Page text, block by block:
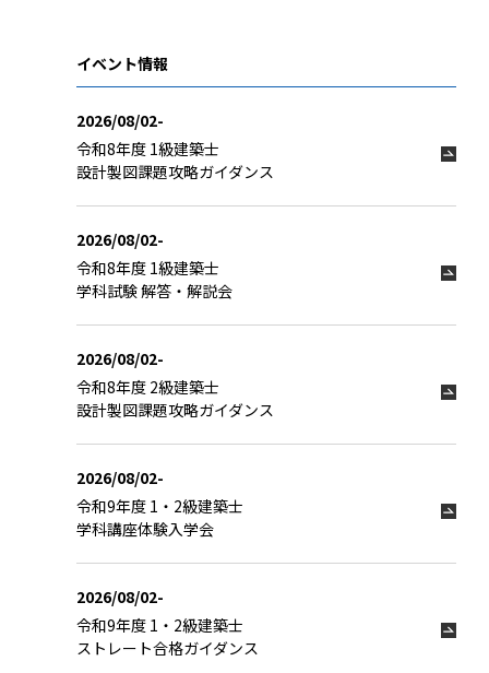
イベント情報
2026/08/02-
令和8年度 1級建築士
設計製図課題攻略ガイダンス
2026/08/02-
令和8年度 1級建築士
学科試験 解答・解説会
2026/08/02-
令和8年度 2級建築士
設計製図課題攻略ガイダンス
2026/08/02-
令和9年度 1・2級建築士
学科講座体験入学会
2026/08/02-
令和9年度 1・2級建築士
ストレート合格ガイダンス